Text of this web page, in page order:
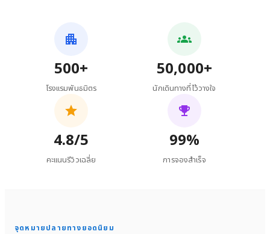
500+
โรงแรมพันธมิตร
50,000+
นักเดินทางที่ไว้วางใจ
4.8/5
คะแนนรีวิวเฉลี่ย
99%
การจองสำเร็จ
จุดหมายปลายทางยอดนิยม